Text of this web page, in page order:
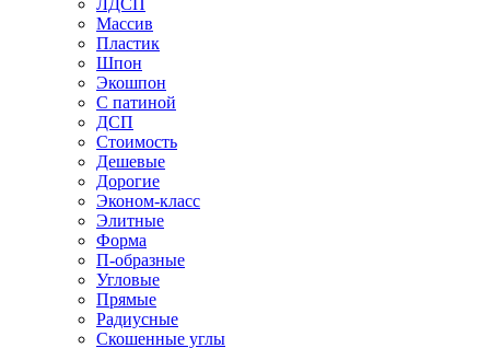
ЛДСП
Массив
Пластик
Шпон
Экошпон
С патиной
ДСП
Стоимость
Дешевые
Дорогие
Эконом-класс
Элитные
Форма
П-образные
Угловые
Прямые
Радиусные
Скошенные углы